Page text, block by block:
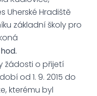
Uherské Hradiště
základní školy pro
žádosti o přijetí
od 1. 9. 2015 do
kterému byl